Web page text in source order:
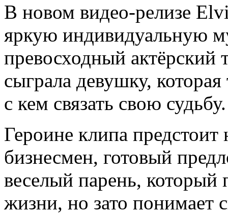
В новом видео-релизе
яркую индивидуальную
превосходный актёрский
сыграла девушку,
с кем связать свою судьбу.
Героине клипа
бизнесмен, готовый
веселый парень, который
жизни, но зато понимает